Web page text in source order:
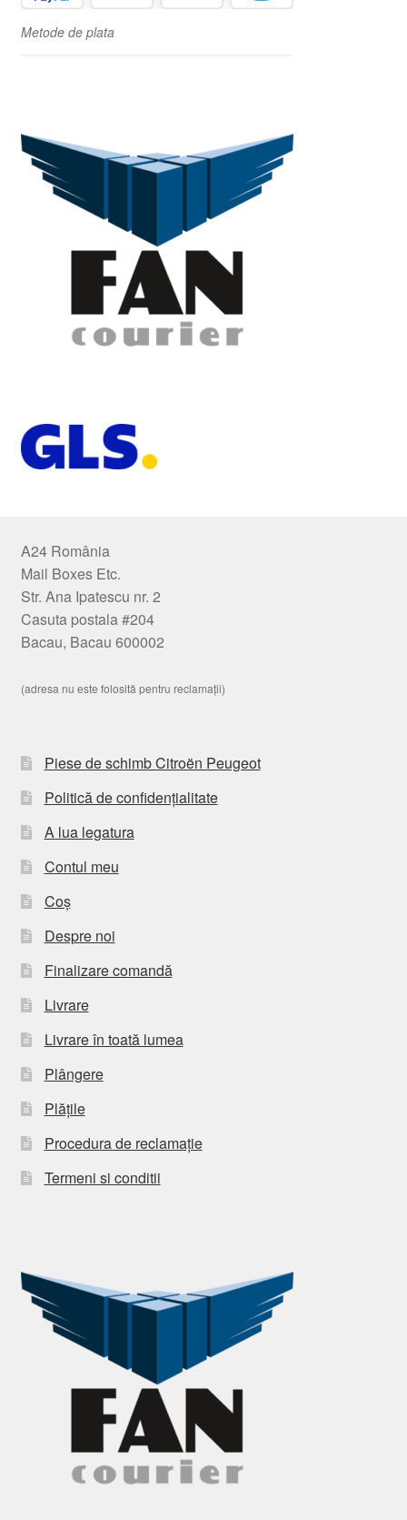
Metode de plata
A24 România
Mail Boxes Etc.
Str. Ana Ipatescu nr. 2
Casuta postala #204
Bacau, Bacau 600002
(adresa nu este folosită pentru reclamații)
Piese de schimb Citroën Peugeot
Politică de confidențialitate
A lua legatura
Contul meu
Coș
Despre noi
Finalizare comandă
Livrare
Livrare în toată lumea
Plângere
Plățile
Procedura de reclamație
Termeni si conditii